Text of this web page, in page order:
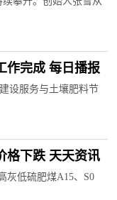
作完成 每日播报
设服务与土壤肥料节
格下跌 天天资讯
灰低硫肥煤A15、S0